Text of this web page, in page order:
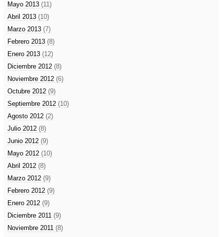
Mayo 2013 (11)
Abril 2013 (10)
Marzo 2013 (7)
Febrero 2013 (8)
Enero 2013 (12)
Diciembre 2012 (8)
Noviembre 2012 (6)
Octubre 2012 (9)
Septiembre 2012 (10)
Agosto 2012 (2)
Julio 2012 (8)
Junio 2012 (9)
Mayo 2012 (10)
Abril 2012 (8)
Marzo 2012 (9)
Febrero 2012 (9)
Enero 2012 (9)
Diciembre 2011 (9)
Noviembre 2011 (8)